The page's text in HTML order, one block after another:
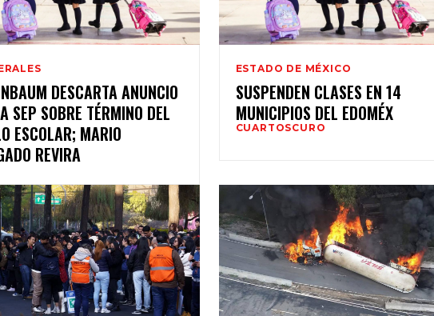
DESCARTA ANUNCIO
SEP SOBRE TÉRMINO DEL
ESCOLAR; MARIO
REVIRA
ESTADO DE MÉXICO
SUSPENDEN CLASES EN 14
MUNICIPIOS DEL EDOMÉX
CUARTOSCURO